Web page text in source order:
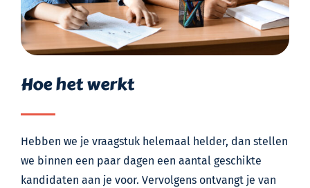
Hoe het werkt
Hebben we je vraagstuk helemaal helder, dan stellen
we binnen een paar dagen een aantal geschikte
kandidaten aan je voor. Vervolgens ontvangt je van